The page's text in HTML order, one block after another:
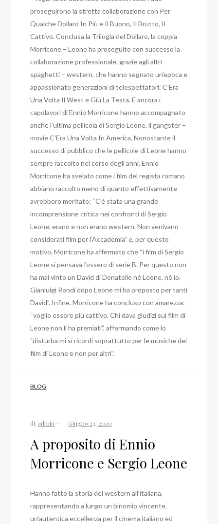
proseguirono la stretta collaborazione con Per
Qualche Dollaro In Più e Il Buono, Il Brutto, Il
Cattivo. Conclusa la Trilogia del Dollaro, la coppia
Morricone – Leone ha proseguito con successo la
collaborazione professionale, grazie agli altri
spaghetti – western, che hanno segnato un’epoca e
appassionato generazioni di telespettatori: C’Era
Una Volta Il West e Giù La Testa. E ancora i
capolavori di Ennio Morricone hanno accompagnato
anche l’ultima pellicola di Sergio Leone, il gangster –
movie C’Era Una Volta In America. Nonostante il
successo di pubblico che le pellicole di Leone hanno
sempre raccolto nel corso degli anni, Ennio
Morricone ha svelato come i film del regista romano
abbiano raccolto meno di quanto effettivamente
avrebbero meritato: “C’è stata una grande
incomprensione critica nei confronti di Sergio
Leone, erano e non erano western. Non venivano
considerati film per l’Accademia” e, per questo
motivo, Morricone ha affermato che “i film di Sergio
Leone si pensava fossero di serie B. Per questo non
ha mai vinto un David di Donatello né Leone, né io.
Gianluigi Rondi dopo Leone mi ha proposto per tanti
David”. Infine, Morricone ha concluso con amarezza:
“voglio essere più cattivo. Chi dava giudizi sui film di
Leone non li ha premiati”, affermando come lo
“disturba mi si ricordi soprattutto per le musiche dei
film di Leone e non per altri”.
BLOG
di: admin
A proposito di Ennio
Morricone e Sergio Leone
Hanno fatto la storia del western all’italiana,
rappresentando a lungo un binomio vincente,
un’autentica eccellenza per il cinema italiano ed